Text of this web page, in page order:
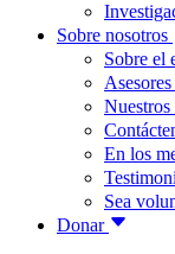
Sobre nosotros
Sobre el
Nuestros
En los
Sea
Donar